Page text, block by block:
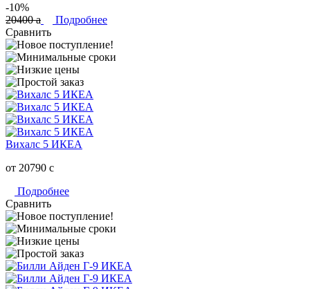
-10%
20400a
Подробнее
Сравнить
Вихалс 5 ИКЕА
от 20790 c
Подробнее
Сравнить